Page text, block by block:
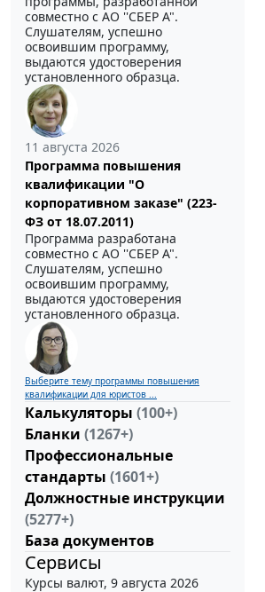
совместно с АО ''СБЕР А".
Слушателям, успешно
освоившим программу,
выдаются удостоверения
установленного образца.
11 августа 2026
Программа повышения
квалификации "О
корпоративном заказе" (223-
ФЗ от 18.07.2011)
Программа разработана
совместно с АО ''СБЕР А".
Слушателям, успешно
освоившим программу,
выдаются удостоверения
установленного образца.
Выберите тему программы повышения
квалификации для юристов ...
Калькуляторы (100+)
Бланки (1267+)
Профессиональные
стандарты (1601+)
Должностные инструкции
(5277+)
База документов
Сервисы
Курсы валют, 9 августа 2026